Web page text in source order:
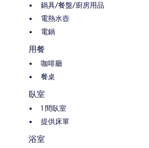
鍋具/餐盤/廚房用品
電熱水壺
電鍋
用餐
咖啡廳
餐桌
臥室
1 間臥室
提供床單
浴室